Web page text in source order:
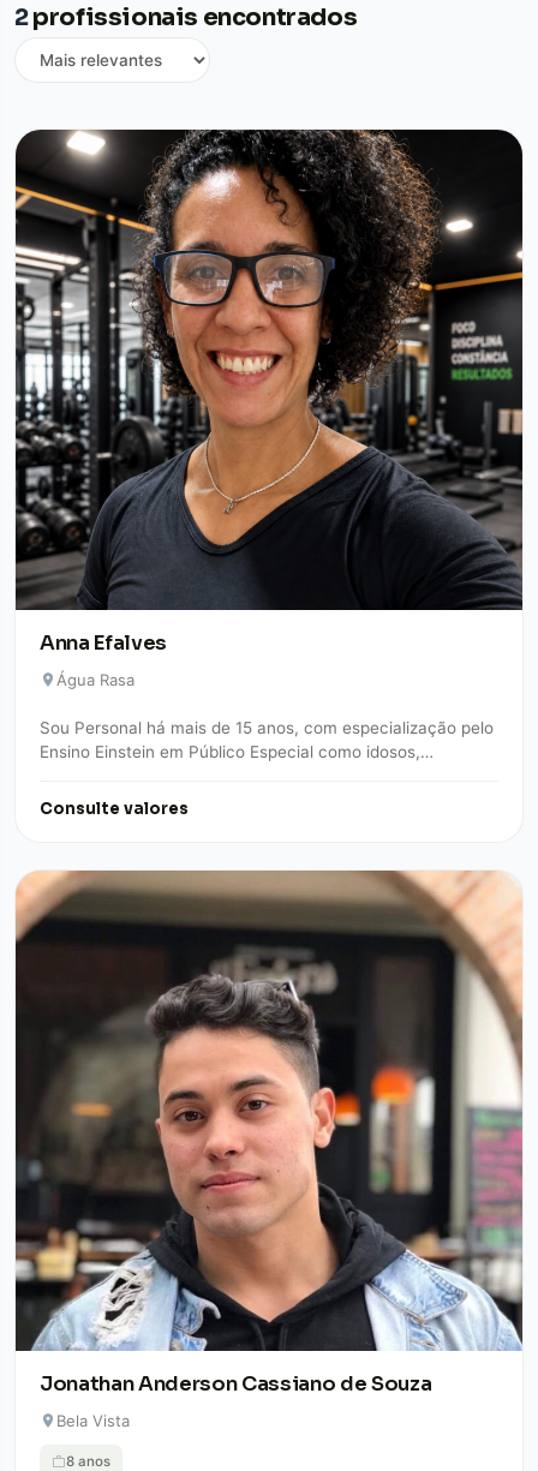
2profissionais encontrados
Anna Efalves
Água Rasa
Sou Personal há mais de 15 anos, com especialização pelo
Ensino Einstein em Público Especial como idosos,
Consulte valores
Jonathan Anderson Cassiano de Souza
Bela Vista
8 anos